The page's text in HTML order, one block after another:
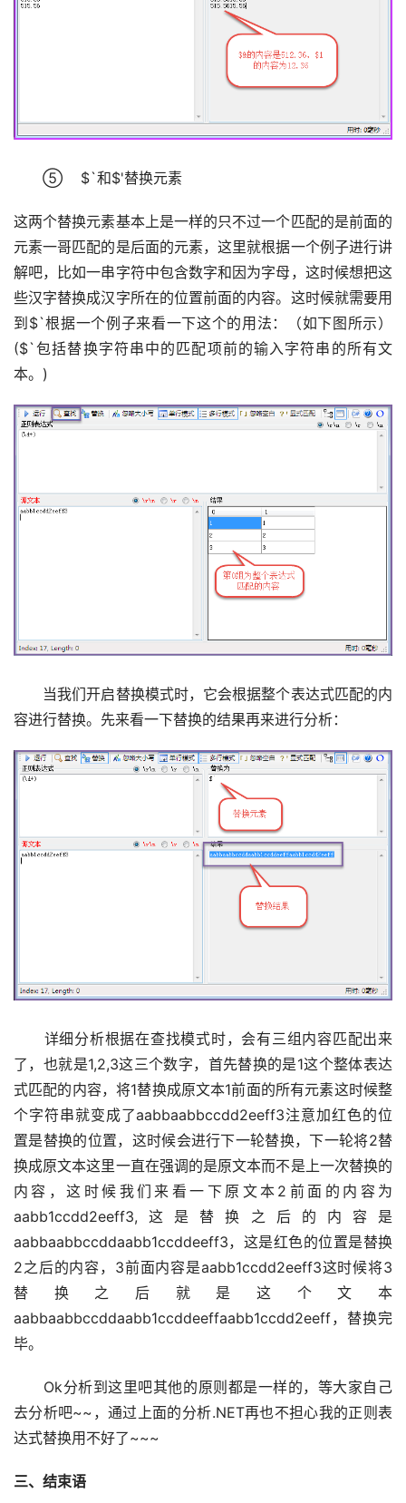
⑤    $`和$'替换元素
这两个替换元素基本上是一样的只不过一个匹配的是前面的
元素一哥匹配的是后面的元素，这里就根据一个例子进行讲
解吧，比如一串字符中包含数字和因为字母，这时候想把这
些汉字替换成汉字所在的位置前面的内容。这时候就需要用
到$`根据一个例子来看一下这个的用法：（如下图所示）
($`包括替换字符串中的匹配项前的输入字符串的所有文
本。)
当我们开启替换模式时，它会根据整个表达式匹配的内
容进行替换。先来看一下替换的结果再来进行分析：
详细分析根据在查找模式时，会有三组内容匹配出来
了，也就是1,2,3这三个数字，首先替换的是1这个整体表达
式匹配的内容，将1替换成原文本1前面的所有元素这时候整
个字符串就变成了aabbaabbccdd2eeff3注意加红色的位
置是替换的位置，这时候会进行下一轮替换，下一轮将2替
换成原文本这里一直在强调的是原文本而不是上一次替换的
内容，这时候我们来看一下原文本2前面的内容为
aabb1ccdd2eeff3,这是替换之后的内容是
aabbaabbccddaabb1ccddeeff3，这是红色的位置是替换
2之后的内容，3前面内容是aabb1ccdd2eeff3这时候将3
替换之后就是这个文本
aabbaabbccddaabb1ccddeeffaabb1ccdd2eeff，替换完
毕。
Ok分析到这里吧其他的原则都是一样的，等大家自己
去分析吧~~，通过上面的分析.NET再也不担心我的正则表
达式替换用不好了~~~
三、结束语